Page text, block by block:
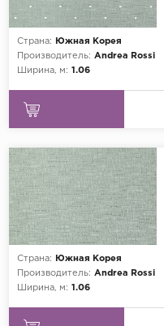
Страна:
Южная Корея
Производитель: Andrea Rossi
Ширина, м: 1.06
Страна:
Южная Корея
Производитель: Andrea Rossi
Ширина, м: 1.06